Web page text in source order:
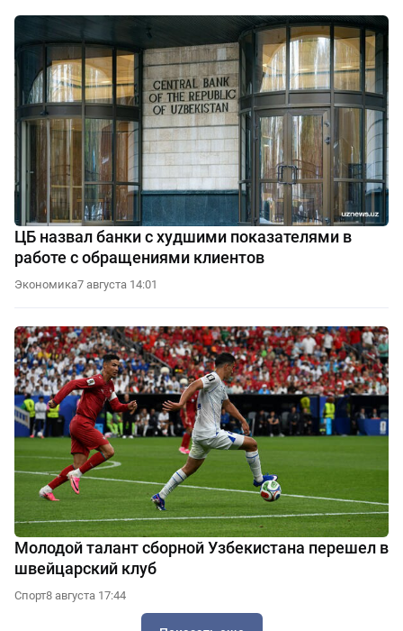
ЦБ назвал банки с худшими показателями в
работе с обращениями клиентов
Экономика7 августа 14:01
Молодой талант сборной Узбекистана перешел в
швейцарский клуб
Спорт8 августа 17:44